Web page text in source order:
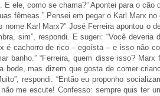
ele, como se chama?” Apontei para o cão
fêmeas.” Pensei em pegar o Karl Marx no
Karl Marx?” José Ferreira apontou o
sim”, respondi. E sugeri: “Você deveria
é cachorro de rico – egoísta – e isso não
banho.” “Ferreira, quem disse isso? Marx
bode, mas dizem que gosta de comer
respondi. “Então eu proponho
me escute! Confesso: sempre quis ter